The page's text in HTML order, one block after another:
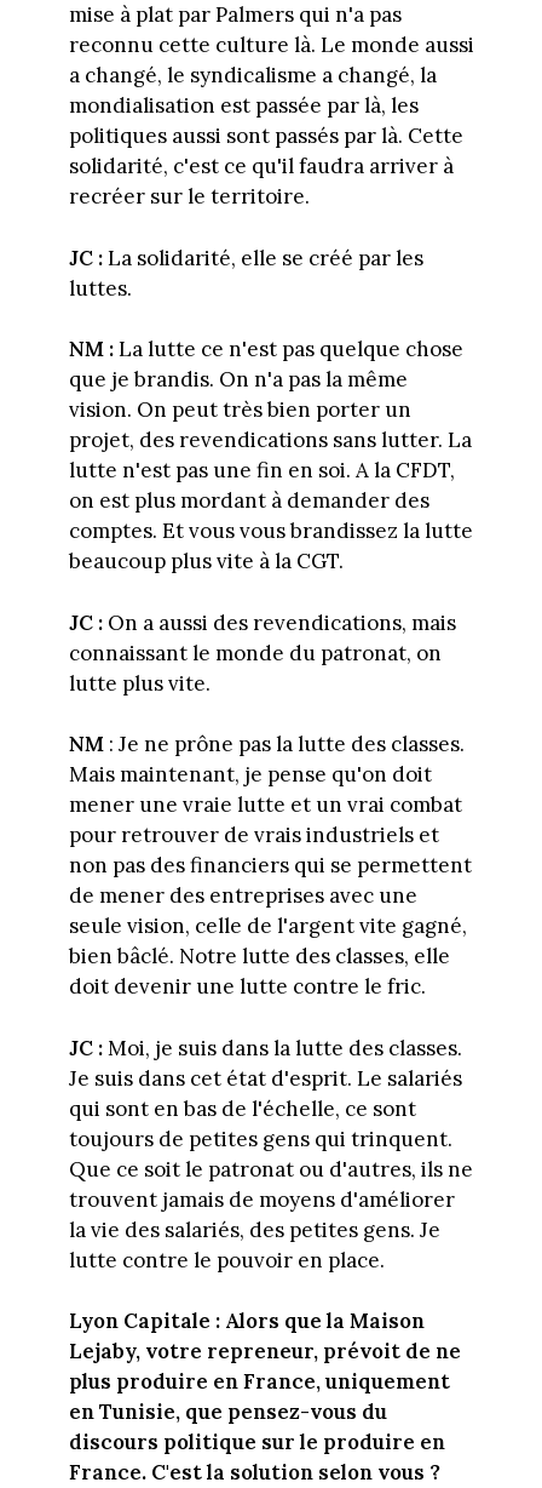
mise à plat par Palmers qui n'a pas
reconnu cette culture là. Le monde aussi
a changé, le syndicalisme a changé, la
mondialisation est passée par là, les
politiques aussi sont passés par là. Cette
solidarité, c'est ce qu'il faudra arriver à
recréer sur le territoire.
JC :La solidarité, elle se créé par les
luttes.
NM :La lutte ce n'est pas quelque chose
que je brandis. On n'a pas la même
vision. On peut très bien porter un
projet, des revendications sans lutter. La
lutte n'est pas une fin en soi. A la CFDT,
on est plus mordant à demander des
comptes. Et vous vous brandissez la lutte
beaucoup plus vite à la CGT.
JC :On a aussi des revendications, mais
connaissant le monde du patronat, on
lutte plus vite.
NM : Je ne prône pas la lutte des classes.
Mais maintenant, je pense qu'on doit
mener une vraie lutte et un vrai combat
pour retrouver de vrais industriels et
non pas des financiers qui se permettent
de mener des entreprises avec une
seule vision, celle de l'argent vite gagné,
bien bâclé. Notre lutte des classes, elle
doit devenir une lutte contre le fric.
JC :Moi, je suis dans la lutte des classes.
Je suis dans cet état d'esprit. Le salariés
qui sont en bas de l'échelle, ce sont
toujours de petites gens qui trinquent.
Que ce soit le patronat ou d'autres, ils ne
trouvent jamais de moyens d'améliorer
la vie des salariés, des petites gens. Je
lutte contre le pouvoir en place.
Lyon Capitale : Alors que la Maison
Lejaby, votre repreneur, prévoit de ne
plus produire en France, uniquement
en Tunisie, que pensez-vous du
discours politique sur le produire en
France. C'est la solution selon vous ?